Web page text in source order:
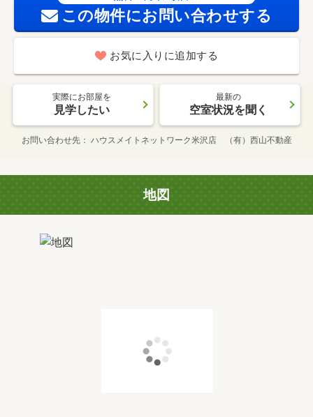
この物件にお問い合わせする
お気に入りに追加する
実際にお部屋を
見学したい
最新の
空室状況を聞く
お問い合わせ先 ハウスメイトネットワーク米沢店 （有）西山不動産
地図